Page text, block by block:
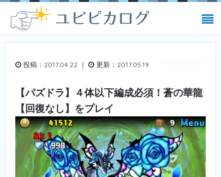
投稿：2017.04.22 ｜ 更新：2017.05.19
【パズドラ】４体以下編成必須！蒼の華龍
【回復なし】をプレイ